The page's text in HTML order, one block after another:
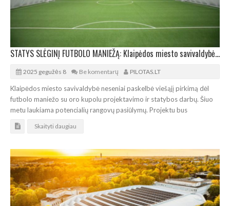
STATYS SLĖGINĮ FUTBOLO MANIEŽĄ: Klaipėdos miesto savivaldybė paskelbė viešąjį pirkimą
2025 gegužės 8 Be komentarų PILOTAS.LT
Klaipėdos miesto savivaldybė neseniai paskelbė viešąjį pirkimą dėl
futbolo maniežo su oro kupolu projektavimo ir statybos darbų. Šiuo
metu laukiama potencialių rangovų pasiūlymų. Projektu bus
Skaityti daugiau